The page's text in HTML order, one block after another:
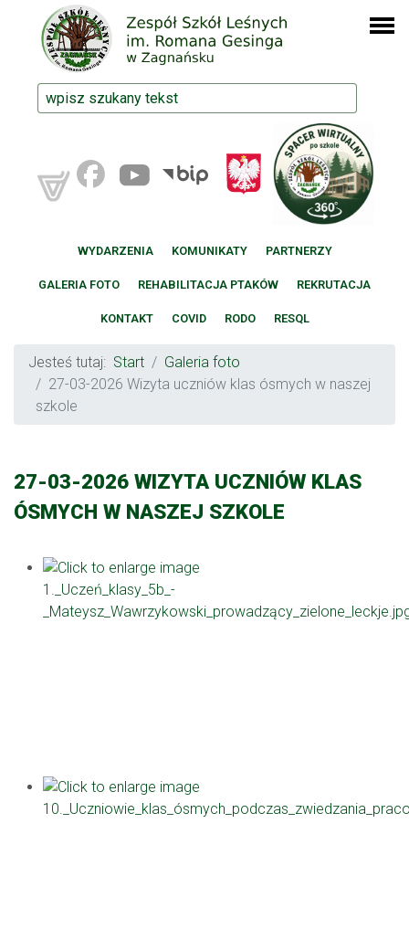
WYDARZENIA KOMUNIKATY PARTNERZY
GALERIA FOTO REHABILITACJA PTAKÓW REKRUTACJA
KONTAKT COVID RODO RESQL
Jesteś tutaj: Start
Galeria foto
27-03-2026 Wizyta uczniów klas ósmych w naszej
szkole
27-03-2026 WIZYTA UCZNIÓW KLAS
ÓSMYCH W NASZEJ SZKOLE